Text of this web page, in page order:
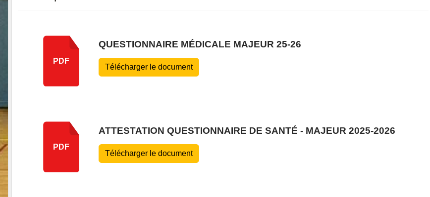
PDF
QUESTIONNAIRE MÉDICALE MAJEUR 25-26
Télécharger le document
PDF
ATTESTATION QUESTIONNAIRE DE SANTÉ - MAJEUR 2025-2026
Télécharger le document